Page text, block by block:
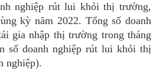
nghiệp rút lui khỏi thị trường,
kỳ năm 2022. Tổng số doanh
gia nhập thị trường trong tháng
số doanh nghiệp rút lui khỏi thị
nghiệp).